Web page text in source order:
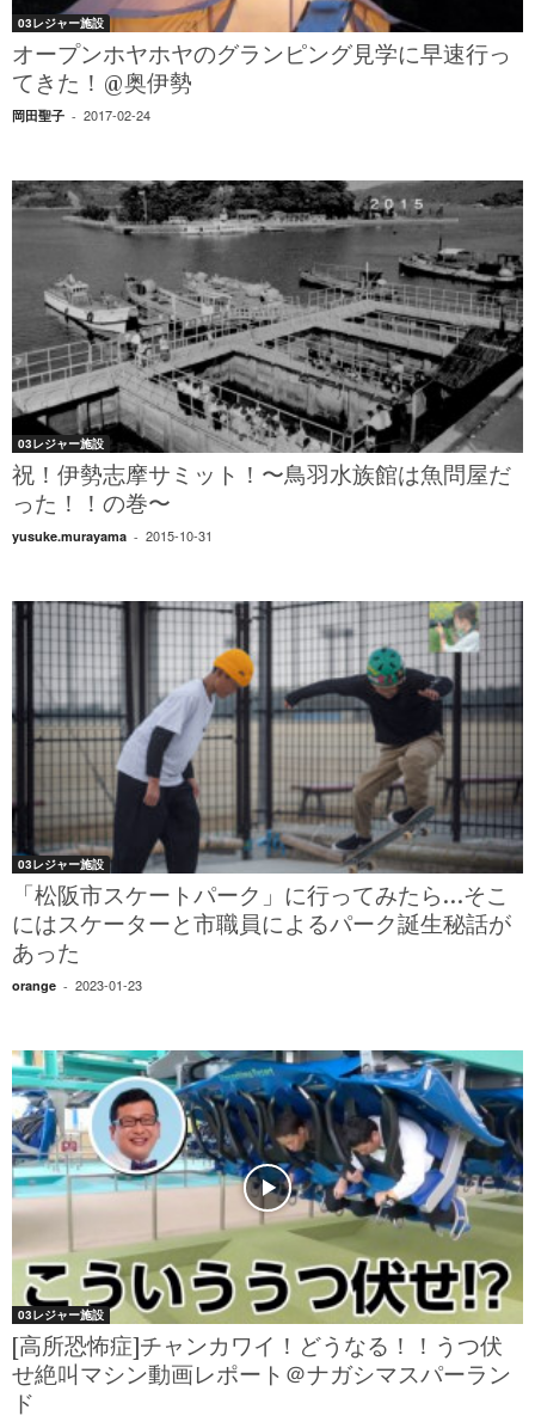
03レジャー施設
オープンホヤホヤのグランピング見学に早速行っ
てきた！@奥伊勢
岡田聖子 - 2017-02-24
03レジャー施設
祝！伊勢志摩サミット！〜鳥羽水族館は魚問屋だ
った！！の巻〜
yusuke.murayama - 2015-10-31
03レジャー施設
「松阪市スケートパーク」に行ってみたら…そこ
にはスケーターと市職員によるパーク誕生秘話が
あった
orange - 2023-01-23
03レジャー施設
[高所恐怖症]チャンカワイ！どうなる！！うつ伏
せ絶叫マシン動画レポート＠ナガシマスパーラン
ド